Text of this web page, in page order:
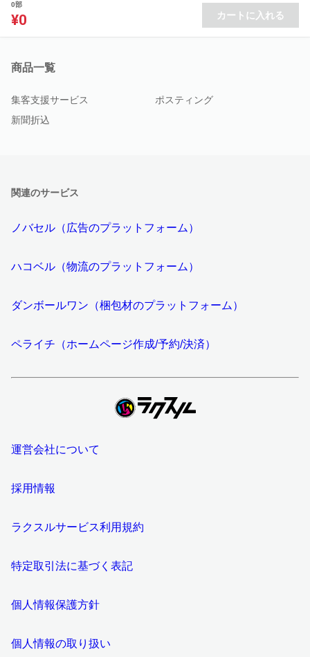
0部
¥0 カートに入れる
商品一覧
集客支援サービス
ポスティング
新聞折込
関連のサービス
ノバセル（広告のプラットフォーム）
ハコベル（物流のプラットフォーム）
ダンボールワン（梱包材のプラットフォーム）
ペライチ（ホームページ作成/予約/決済）
運営会社について
採用情報
ラクスルサービス利用規約
特定取引法に基づく表記
個人情報保護方針
個人情報の取り扱い